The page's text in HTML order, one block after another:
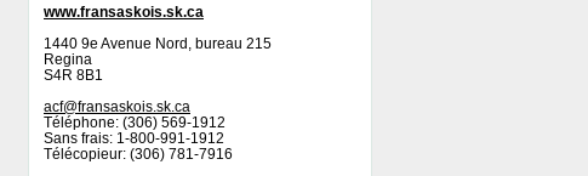
www.fransaskois.sk.ca
1440 9e Avenue Nord, bureau 215
Regina
S4R 8B1
acf@fransaskois.sk.ca
Téléphone: (306) 569-1912
Sans frais: 1-800-991-1912
Télécopieur: (306) 781-7916